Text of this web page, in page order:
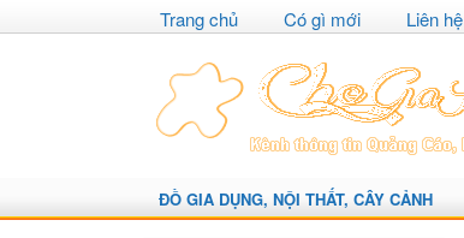
Trang chủ Có gì mới Liên hệ
ĐỒ GIA DỤNG, NỘI THẤT, CÂY CẢNH